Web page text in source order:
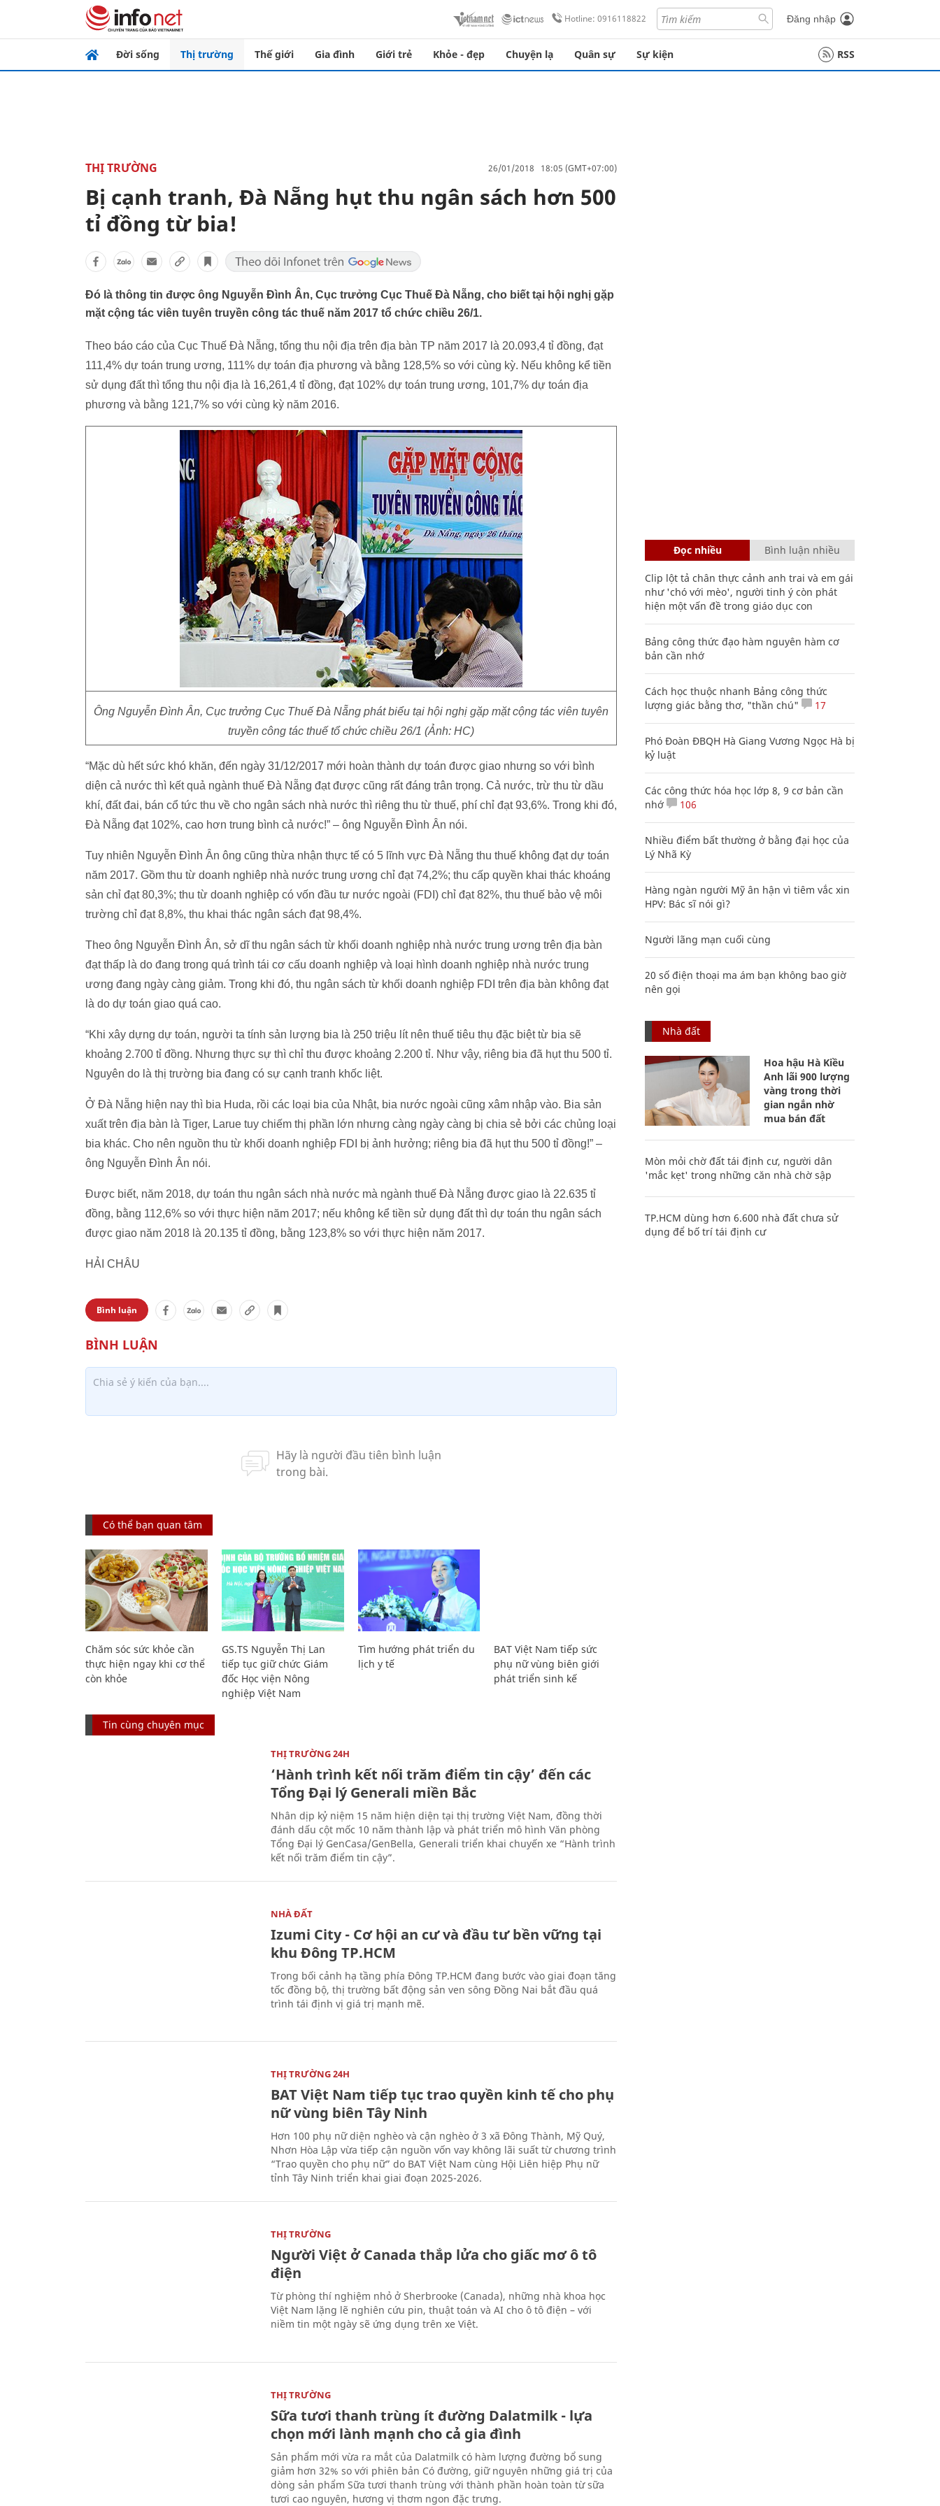
Hotline: 0916118822 Đăng nhập
Đời sống Thị trường Thế giới Gia đình Giới trẻ Khỏe - đẹp Chuyện lạ Quân sự Sự kiện RSS
THỊ TRƯỜNG 26/01/2018 18:05 (GMT+07:00)
Bị cạnh tranh, Đà Nẵng hụt thu ngân sách hơn 500
tỉ đồng từ bia!
Đó là thông tin được ông Nguyễn Đình Ân, Cục trưởng Cục Thuế Đà Nẵng, cho biết tại hội nghị gặp
mặt cộng tác viên tuyên truyền công tác thuế năm 2017 tổ chức chiều 26/1.
Theo báo cáo của Cục Thuế Đà Nẵng, tổng thu nội địa trên địa bàn TP năm 2017 là 20.093,4 tỉ đồng, đạt
111,4% dự toán trung ương, 111% dự toán địa phương và bằng 128,5% so với cùng kỳ. Nếu không kể tiền
sử dụng đất thì tổng thu nội địa là 16,261,4 tỉ đồng, đạt 102% dự toán trung ương, 101,7% dự toán địa
phương và bằng 121,7% so với cùng kỳ năm 2016.
Ông Nguyễn Đình Ân, Cục trưởng Cục Thuế Đà Nẵng phát biểu tại hội nghị gặp mặt cộng tác viên tuyên
truyền công tác thuế tổ chức chiều 26/1 (Ảnh: HC)
“Mặc dù hết sức khó khăn, đến ngày 31/12/2017 mới hoàn thành dự toán được giao nhưng so với bình
diện cả nước thì kết quả ngành thuế Đà Nẵng đạt được cũng rất đáng trân trọng. Cả nước, trừ thu từ dầu
khí, đất đai, bán cổ tức thu về cho ngân sách nhà nước thì riêng thu từ thuế, phí chỉ đạt 93,6%. Trong khi đó,
Đà Nẵng đạt 102%, cao hơn trung bình cả nước!” – ông Nguyễn Đình Ân nói.
Tuy nhiên Nguyễn Đình Ân ông cũng thừa nhận thực tế có 5 lĩnh vực Đà Nẵng thu thuế không đạt dự toán
năm 2017. Gồm thu từ doanh nghiêp nhà nước trung ương chỉ đạt 74,2%; thu cấp quyền khai thác khoáng
sản chỉ đạt 80,3%; thu từ doanh nghiệp có vốn đầu tư nước ngoài (FDI) chỉ đạt 82%, thu thuế bảo vệ môi
trường chỉ đạt 8,8%, thu khai thác ngân sách đạt 98,4%.
Theo ông Nguyễn Đình Ân, sở dĩ thu ngân sách từ khối doanh nghiệp nhà nước trung ương trên địa bàn
đạt thấp là do đang trong quá trình tái cơ cấu doanh nghiệp và loại hình doanh nghiệp nhà nước trung
ương đang ngày càng giảm. Trong khi đó, thu ngân sách từ khối doanh nghiệp FDI trên địa bàn không đạt
là do dự toán giao quá cao.
“Khi xây dựng dự toán, người ta tính sản lượng bia là 250 triệu lít nên thuế tiêu thụ đặc biệt từ bia sẽ
khoảng 2.700 tỉ đồng. Nhưng thực sự thì chỉ thu được khoảng 2.200 tỉ. Như vậy, riêng bia đã hụt thu 500 tỉ.
Nguyên do là thị trường bia đang có sự cạnh tranh khốc liệt.
Ở Đà Nẵng hiện nay thì bia Huda, rồi các loại bia của Nhật, bia nước ngoài cũng xâm nhập vào. Bia sản
xuất trên địa bàn là Tiger, Larue tuy chiếm thị phần lớn nhưng càng ngày càng bị chia sẻ bởi các chủng loại
bia khác. Cho nên nguồn thu từ khối doanh nghiệp FDI bị ảnh hưởng; riêng bia đã hụt thu 500 tỉ đồng!” –
ông Nguyễn Đình Ân nói.
Được biết, năm 2018, dự toán thu ngân sách nhà nước mà ngành thuế Đà Nẵng được giao là 22.635 tỉ
đồng, bằng 112,6% so với thực hiện năm 2017; nếu không kể tiền sử dụng đất thì dự toán thu ngân sách
được giao năm 2018 là 20.135 tỉ đồng, bằng 123,8% so với thực hiện năm 2017.
HẢI CHÂU
Bình luận
Có thể bạn quan tâm
Chăm sóc sức khỏe cần
thực hiện ngay khi cơ thể
còn khỏe
GS.TS Nguyễn Thị Lan
tiếp tục giữ chức Giám
đốc Học viện Nông
nghiệp Việt Nam
Tìm hướng phát triển du
lịch y tế
BAT Việt Nam tiếp sức
phụ nữ vùng biên giới
phát triển sinh kế
Tin cùng chuyên mục
THỊ TRƯỜNG 24H
‘Hành trình kết nối trăm điểm tin cậy’ đến các
Tổng Đại lý Generali miền Bắc
Nhân dịp kỷ niệm 15 năm hiện diện tại thị trường Việt Nam, đồng thời
đánh dấu cột mốc 10 năm thành lập và phát triển mô hình Văn phòng
Tổng Đại lý GenCasa/GenBella, Generali triển khai chuyến xe “Hành trình
kết nối trăm điểm tin cậy”.
NHÀ ĐẤT
Izumi City - Cơ hội an cư và đầu tư bền vững tại
khu Đông TP.HCM
Trong bối cảnh hạ tầng phía Đông TP.HCM đang bước vào giai đoạn tăng
tốc đồng bộ, thị trường bất động sản ven sông Đồng Nai bắt đầu quá
trình tái định vị giá trị mạnh mẽ.
THỊ TRƯỜNG 24H
BAT Việt Nam tiếp tục trao quyền kinh tế cho phụ
nữ vùng biên Tây Ninh
Hơn 100 phụ nữ diện nghèo và cận nghèo ở 3 xã Đông Thành, Mỹ Quý,
Nhơn Hòa Lập vừa tiếp cận nguồn vốn vay không lãi suất từ chương trình
“Trao quyền cho phụ nữ” do BAT Việt Nam cùng Hội Liên hiệp Phụ nữ
tỉnh Tây Ninh triển khai giai đoạn 2025-2026.
THỊ TRƯỜNG
Người Việt ở Canada thắp lửa cho giấc mơ ô tô
điện
Từ phòng thí nghiệm nhỏ ở Sherbrooke (Canada), những nhà khoa học
Việt Nam lặng lẽ nghiên cứu pin, thuật toán và AI cho ô tô điện – với
niềm tin một ngày sẽ ứng dụng trên xe Việt.
THỊ TRƯỜNG
Sữa tươi thanh trùng ít đường Dalatmilk - lựa
chọn mới lành mạnh cho cả gia đình
Sản phẩm mới vừa ra mắt của Dalatmilk có hàm lượng đường bổ sung
giảm hơn 32% so với phiên bản Có đường, giữ nguyên những giá trị của
dòng sản phẩm Sữa tươi thanh trùng với thành phần hoàn toàn từ sữa
tươi cao nguyên, hương vị thơm ngon đặc trưng.
Đọc nhiều Bình luận nhiều
Clip lột tả chân thực cảnh anh trai và em gái
như 'chó với mèo', người tinh ý còn phát
hiện một vấn đề trong giáo dục con
Bảng công thức đạo hàm nguyên hàm cơ
bản cần nhớ
Cách học thuộc nhanh Bảng công thức
lượng giác bằng thơ, "thần chú"
17
Phó Đoàn ĐBQH Hà Giang Vương Ngọc Hà bị
kỷ luật
Các công thức hóa học lớp 8, 9 cơ bản cần
nhớ
106
Nhiều điểm bất thường ở bằng đại học của
Lý Nhã Kỳ
Hàng ngàn người Mỹ ân hận vì tiêm vắc xin
HPV: Bác sĩ nói gì?
Người lãng mạn cuối cùng
20 số điện thoại ma ám bạn không bao giờ
nên gọi
Nhà đất
Hoa hậu Hà Kiều
Anh lãi 900 lượng
vàng trong thời
gian ngắn nhờ
mua bán đất
Mòn mỏi chờ đất tái định cư, người dân
'mắc kẹt' trong những căn nhà chờ sập
TP.HCM dùng hơn 6.600 nhà đất chưa sử
dụng để bố trí tái định cư